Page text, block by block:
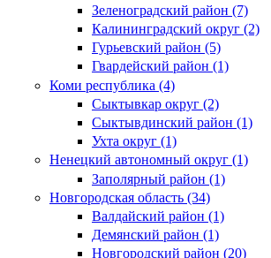
Зеленоградский район (7)
Калининградский округ (2)
Гурьевский район (5)
Гвардейский район (1)
Коми республика (4)
Сыктывкар округ (2)
Сыктывдинский район (1)
Ухта округ (1)
Ненецкий автономный округ (1)
Заполярный район (1)
Новгородская область (34)
Валдайский район (1)
Демянский район (1)
Новгородский район (20)